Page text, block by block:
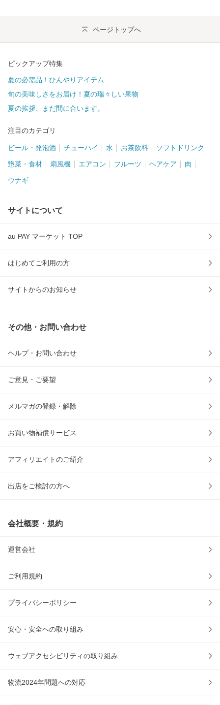
ページトップへ
ピックアップ特集
夏の必需品！ひんやりアイテム
旬の美味しさをお届け！夏の瑞々しい果物
夏の挨拶、まだ間に合います。
注目のカテゴリ
ビール・発泡酒 チューハイ 水 お茶飲料 ソフトドリンク
惣菜・食材 扇風機 エアコン フルーツ ヘアケア 肉
ウナギ
サイトについて
au PAY マーケット TOP
はじめてご利用の方
サイトからのお知らせ
その他・お問い合わせ
ヘルプ・お問い合わせ
ご意見・ご要望
メルマガの登録・解除
お買い物補償サービス
アフィリエイトのご紹介
出店をご検討の方へ
会社概要・規約
運営会社
ご利用規約
プライバシーポリシー
安心・安全への取り組み
ウェブアクセシビリティの取り組み
物流2024年問題への対応